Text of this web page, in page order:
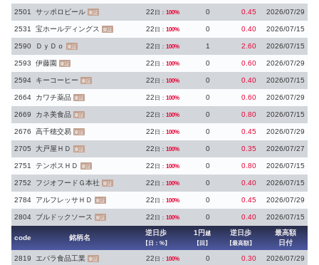
2501 サッポロビール 東証 22 日： 100% 0 0.45 2026/07/29
2531 宝ホールディングス 東証 22 日： 100% 0 0.40 2026/07/15
2590 ＤｙＤｏ 東証 22 日： 100% 1 2.60 2026/07/15
2593 伊藤園 東証 22 日： 100% 0 0.60 2026/07/29
2594 キーコーヒー 東証 22 日： 100% 0 0.40 2026/07/15
2664 カワチ薬品 東証 22 日： 100% 0 0.60 2026/07/29
2669 カネ美食品 東証 22 日： 100% 0 0.80 2026/07/15
2676 高千穂交易 東証 22 日： 100% 0 0.45 2026/07/29
2705 大戸屋ＨＤ 東証 22 日： 100% 0 0.35 2026/07/27
2751 テンポスＨＤ 東証 22 日： 100% 0 0.80 2026/07/15
2752 フジオフードＧ本社 東証 22 日： 100% 0 0.40 2026/07/15
2784 アルフレッサＨＤ 東証 22 日： 100% 0 0.45 2026/07/29
2804 ブルドックソース 東証 22 日： 100% 0 0.40 2026/07/15
code 銘柄名
逆日歩
【日：%】
1円 越
【回】
逆日歩
【最高額】
最高額
日付
2819
エバラ食品工業 東証 22 日： 100% 0 0.30 2026/07/29